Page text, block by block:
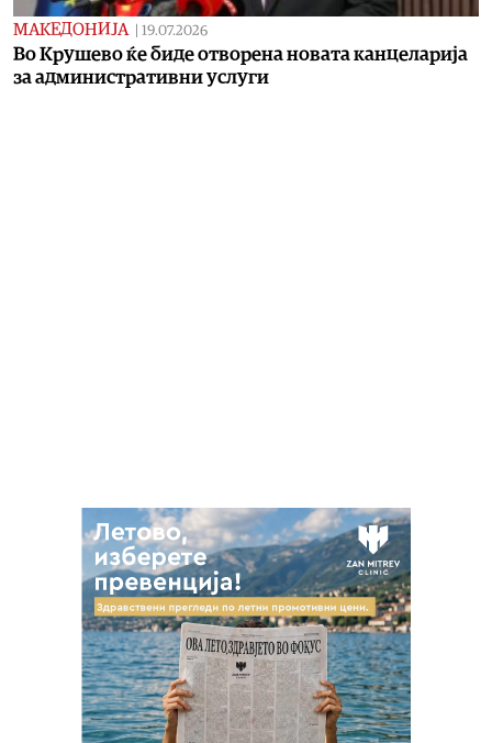
МАКЕДОНИЈА 19.07.2026
Во Крушево ќе биде отворена новата канцеларија
за административни услуги